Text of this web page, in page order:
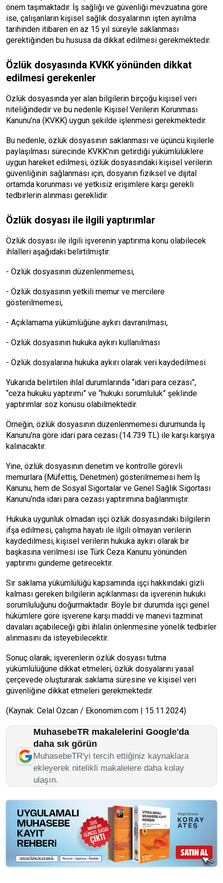
önem taşımaktadır. İş sağlığı ve güvenliği mevzuatına göre
ise, çalışanların kişisel sağlık dosyalarının işten ayrılma
tarihinden itibaren en az 15 yıl süreyle saklanması
gerektiğinden bu hususa da dikkat edilmesi gerekmektedir.
Özlük dosyasında KVKK yönünden dikkat
edilmesi gerekenler
Özlük dosyasında yer alan bilgilerin birçoğu kişisel veri
niteliğindedir ve bu nedenle Kişisel Verilerin Korunması
Kanunu’na (KVKK) uygun şekilde işlenmesi gerekmektedir.
Bu nedenle, özlük dosyasının saklanması ve üçüncü kişilerle
paylaşılması sürecinde KVKK’nın getirdiği yükümlülüklere
uygun hareket edilmesi, özlük dosyasındaki kişisel verilerin
güvenliğinin sağlanması için, dosyanın fiziksel ve dijital
ortamda korunması ve yetkisiz erişimlere karşı gerekli
tedbirlerin alınması gereklidir.
Özlük dosyası ile ilgili yaptırımlar
Özlük dosyası ile ilgili işverenin yaptırıma konu olabilecek
ihlalleri aşağıdaki belirtilmiştir.
- Özlük dosyasının düzenlenmemesi,
- Özlük dosyasının yetkili memur ve mercilere
gösterilmemesi,
- Açıklamama yükümlüğüne aykırı davranılması,
- Özlük dosyasının hukuka aykırı kullanılması
- Özlük dosyalarına hukuka aykırı olarak veri kaydedilmesi
Yukarıda belirtilen ihlal durumlarında “idari para cezası”,
“ceza hukuku yaptırımı” ve “hukuki sorumluluk” şeklinde
yaptırımlar söz konusu olabilmektedir.
Örneğin, özlük dosyasının düzenlenmemesi durumunda İş
Kanunu’na göre idari para cezası (14.739 TL) ile karşı karşıya
kalınacaktır.
Yine, özlük dosyasının denetim ve kontrolle görevli
memurlara (Müfettiş, Denetmen) gösterilmemesi hem İş
Kanunu, hem de Sosyal Sigortalar ve Genel Sağlık Sigortası
Kanunu’nda idari para cezası yaptırımına bağlanmıştır.
Hukuka uygunluk olmadan işçi özlük dosyasındaki bilgilerin
ifşa edilmesi, çalışma hayatı ile ilgili olmayan verilerin
kaydedilmesi, kişisel verilerin hukuka aykırı olarak bir
başkasına verilmesi ise Türk Ceza Kanunu yönünden
yaptırımı gündeme getirecektir.
Sır saklama yükümlülüğü kapsamında işçi hakkındaki gizli
kalması gereken bilgilerin açıklanması da işverenin hukuki
sorumluluğunu doğurmaktadır. Böyle bir durumda işçi genel
hükümlere göre işverene karşı maddi ve manevi tazminat
davaları açabileceği gibi ihlalin önlenmesine yönelik tedbirler
alınmasını da isteyebilecektir.
Sonuç olarak; işverenlerin özlük dosyası tutma
yükümlülüğüne dikkat etmeleri, özlük dosyalarını yasal
çerçevede oluşturarak saklama süresine ve kişisel veri
güvenliğine dikkat etmeleri gerekmektedir.
(Kaynak: Celal Özcan / Ekonomim.com | 15.11.2024)
MuhasebeTR makalelerini Google'da
daha sık görün
MuhasebeTR'yi tercih ettiğiniz kaynaklara
ekleyerek nitelikli makalelere daha kolay
ulaşın.